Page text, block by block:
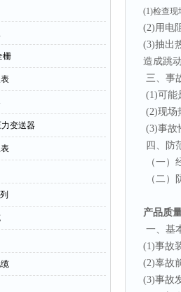
栅
力变送器
(1)检查现
(2)用电
(3)抽出
造成跳
三、事
(1)可能
(2)现场
(3)事故
四、防
（一）
（二）
产品质
一、基
(1)事故
(2)辜故
(3)事故